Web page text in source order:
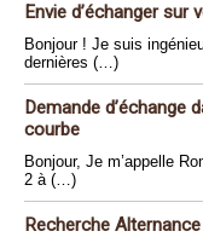
Envie d’échanger sur
Bonjour ! Je suis
dernières (…)
Demande d’échange
courbe
Bonjour, Je m’appelle
2 à (…)
Recherche Alternance